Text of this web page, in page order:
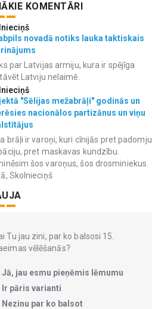
KOMENTĀRI
novadā notiks lauka taktiskais
par Latvijas armiju, kura ir spējīga
Latviju nelaimē.
"Sēlijas mežabrāļi" godinās un
nacionālos partizānus un viņu
brāļi ir varoņi, kuri cīnijās pret padomju
pret maskavas kundzību.
šos varoņus, šos drosminiekus.
Skolnieciņš
Tu jau zini, par ko balsosi 15.
vēlēšanās?
Jā, jau esmu pieņēmis lēmumu
Ir pāris varianti
Nezinu par ko balsot